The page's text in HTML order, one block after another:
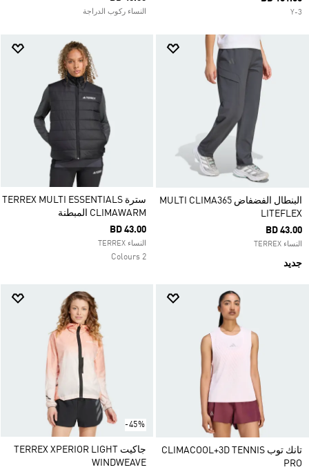
Y-3 النساء ركوب الدراجة
البنطال الفضفاض MULTI CLIMA365
LITEFLEX
BD 43.00
النساء TERREX
جديد
سترة TERREX MULTI ESSENTIALS
CLIMAWARM المبطنة
BD 43.00
النساء TERREX
2 Colours
تانك توب CLIMACOOL+3D TENNIS
PRO
-45%
جاكيت TERREX XPERIOR LIGHT
WINDWEAVE